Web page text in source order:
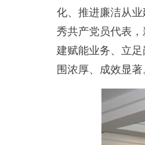
化、推进廉洁从
秀共产党员代表
建赋能业务、立
围浓厚、成效显著